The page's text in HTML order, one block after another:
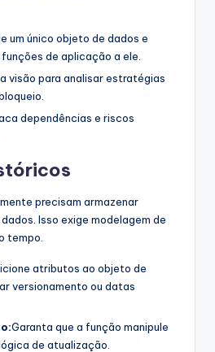
um único objeto de dados e
de aplicação a ele.
visão para analisar estratégias
dependências e riscos
precisam armazenar
Isso exige modelagem de
tempo.
atributos ao objeto de
versionamento ou datas
Garanta que a função manipule
de atualização.